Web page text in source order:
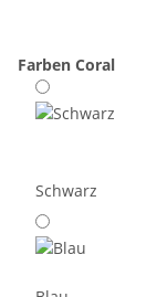
Farben Coral
Schwarz